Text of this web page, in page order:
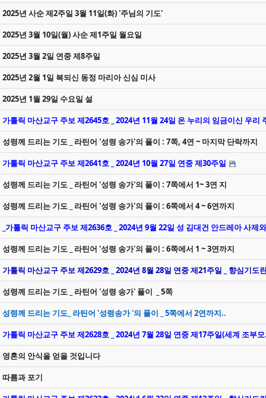
2025년 사순 제2주일 3월 11일(화) '주님의 기도'
2025년 3월 10일(월) 사순 제1주일 월요일
2025년 3월 2일 연중 제8주일
2025년 2월 1일 복되신 동정 마리아 신심 미사
2025년 1월 29일 수요일 설
가톨릭 마산교구 주보 제2645호 _ 2024년 11월 24일 온 누리의 임금이신 우리
성령께 드리는 기도 _ 라틴어 '성령 송가'의 풀이 : 7쪽, 4연 ~ 마지막 단락까지
가톨릭 마산교구 주보 제2641호 _ 2024년 10월 27일 연중 제30주일
성령께 드리는 기도 _ 라틴어 '성령 송가'의 풀이 : 7쪽에서 1~ 3연 지
성령께 드리는 기도 _ 라틴어 '성령 송가'의 풀이 : 6쪽에서 4 ~ 6연까지
_가톨릭 마산교구 주보 제2636호 _ 2024년 9월 22일 성 김대건 안드레아 사
성령께 드리는 기도 _ 라틴어 '성령 송가'의 풀이 : 6쪽에서 1 ~ 3연까지
가톨릭 마산교구 주보 제2629호 _ 2024년 8월 28일 연중 제21주일 _ 향심기도
성령께 드리는 기도 _ 라틴어 '성령 송가' 풀이 _ 5쪽
성령께 드리는 기도_ 라틴어 '성령송가 '의 풀이 _ 5쪽에서 2연까지..
가톨릭 마산교구 주보 제2628호 _ 2024년 7월 28일 연중 제17주일(세계 조부
영혼의 안식을 얻을 것입니다
따름과 포기